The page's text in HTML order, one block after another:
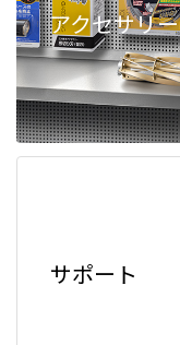
アクセサリー
サポート